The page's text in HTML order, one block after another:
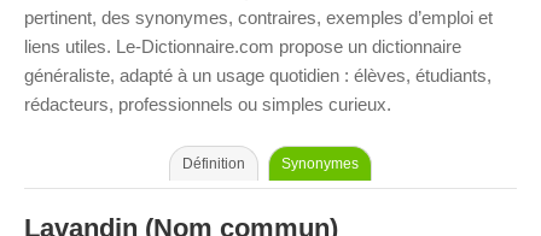
pertinent, des synonymes, contraires, exemples d’emploi et
liens utiles. Le-Dictionnaire.com propose un dictionnaire
généraliste, adapté à un usage quotidien : élèves, étudiants,
rédacteurs, professionnels ou simples curieux.
Définition Synonymes
Lavandin (Nom commun)